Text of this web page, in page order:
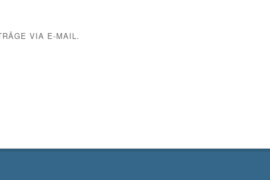
VIA E-MAIL.